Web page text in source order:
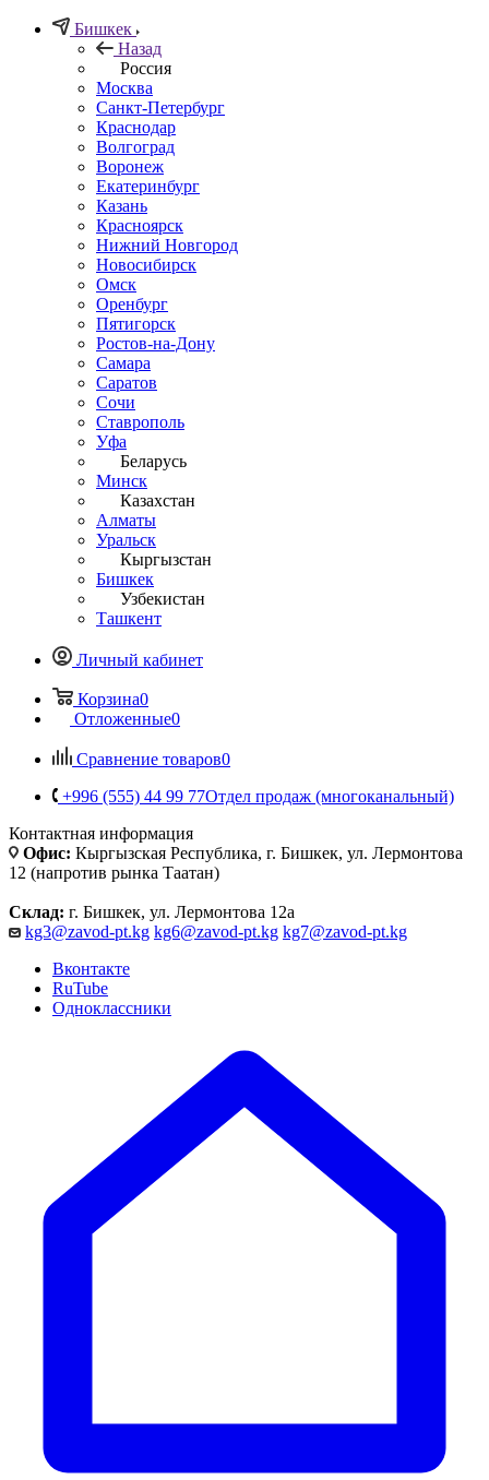
Бишкек
Назад
Россия
Москва
Санкт-Петербург
Краснодар
Волгоград
Воронеж
Екатеринбург
Казань
Красноярск
Нижний Новгород
Новосибирск
Омск
Оренбург
Пятигорск
Ростов-на-Дону
Самара
Саратов
Сочи
Ставрополь
Уфа
Беларусь
Минск
Казахстан
Алматы
Уральск
Кыргызстан
Бишкек
Узбекистан
Ташкент
Личный кабинет
Корзина0
Отложенные0
Сравнение товаров0
+996 (555) 44 99 77Отдел продаж (многоканальный)
Контактная информация
Офис: Кыргызская Республика, г. Бишкек, ул. Лермонтова
12 (напротив рынка Таатан)
Склад: г. Бишкек, ул. Лермонтова 12а
kg3@zavod-pt.kg kg6@zavod-pt.kg kg7@zavod-pt.kg
Вконтакте
RuTube
Одноклассники